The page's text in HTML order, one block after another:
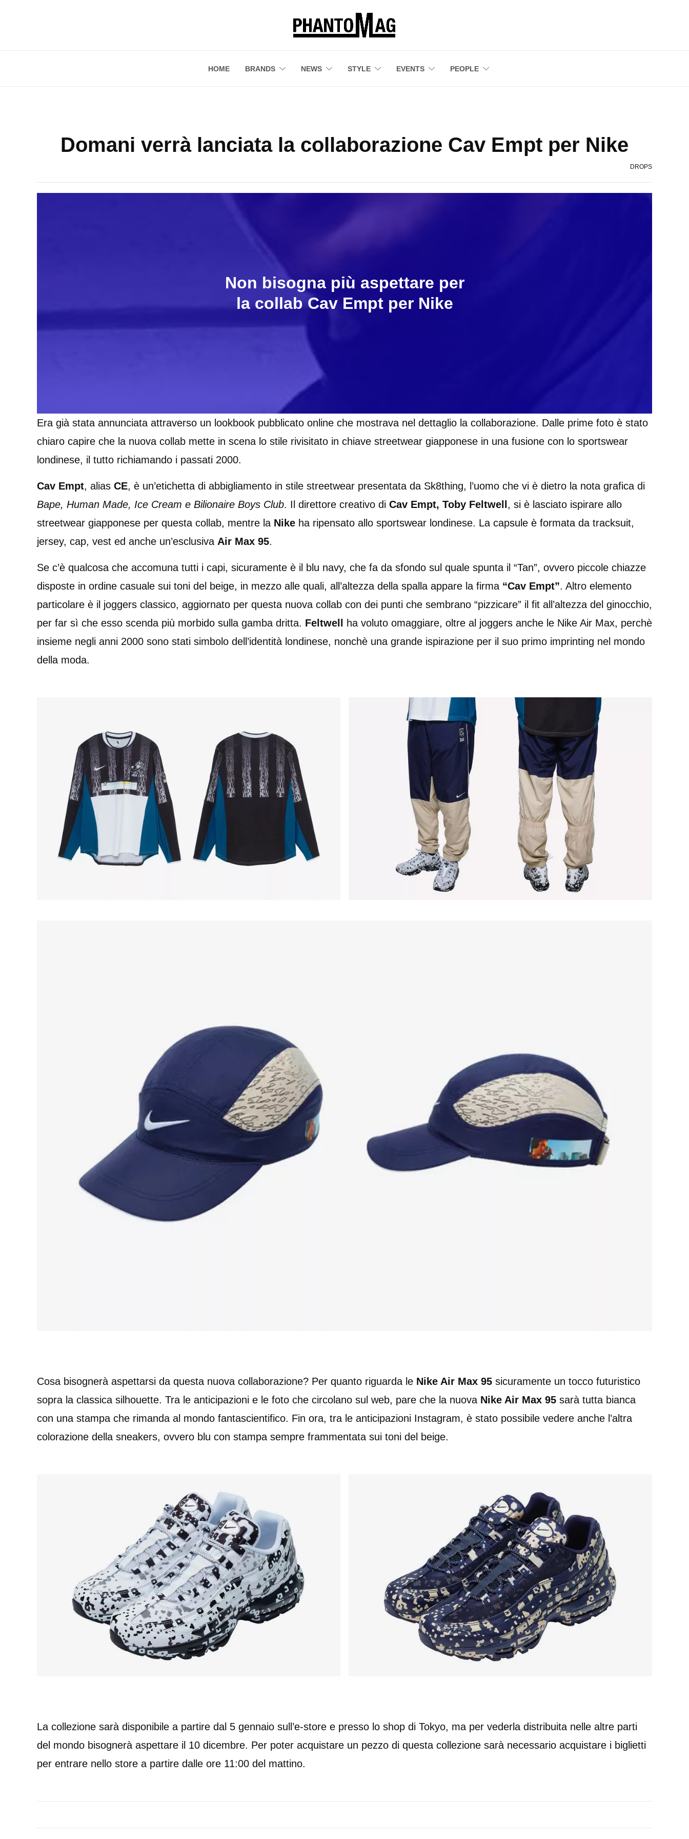
HOME BRANDS NEWS STYLE EVENTS PEOPLE
Domani verrà lanciata la collaborazione Cav Empt per Nike
DROPS
Non bisogna più aspettare per
la collab Cav Empt per Nike
Era già stata annunciata attraverso un lookbook pubblicato online che mostrava nel dettaglio la collaborazione. Dalle prime foto è stato
chiaro capire che la nuova collab mette in scena lo stile rivisitato in chiave streetwear giapponese in una fusione con lo sportswear
londinese, il tutto richiamando i passati 2000.
Cav Empt, alias CE, è un’etichetta di abbigliamento in stile streetwear presentata da Sk8thing, l’uomo che vi è dietro la nota grafica di
Bape, Human Made, Ice Cream e Bilionaire Boys Club. Il direttore creativo di Cav Empt, Toby Feltwell , si è lasciato ispirare allo
streetwear giapponese per questa collab, mentre la Nike ha ripensato allo sportswear londinese. La capsule è formata da tracksuit,
jersey, cap, vest ed anche un’esclusiva Air Max 95.
Se c’è qualcosa che accomuna tutti i capi, sicuramente è il blu navy, che fa da sfondo sul quale spunta il “Tan”, ovvero piccole chiazze
disposte in ordine casuale sui toni del beige, in mezzo alle quali, all’altezza della spalla appare la firma “Cav Empt”. Altro elemento
particolare è il joggers classico, aggiornato per questa nuova collab con dei punti che sembrano “pizzicare” il fit all’altezza del ginocchio,
per far sì che esso scenda più morbido sulla gamba dritta. Feltwell
ha voluto omaggiare, oltre al joggers anche le Nike Air Max, perchè
insieme negli anni 2000 sono stati simbolo dell’identità londinese, nonchè una grande ispirazione per il suo primo imprinting nel mondo
della moda.
Cosa bisognerà aspettarsi da questa nuova collaborazione? Per quanto riguarda le Nike Air Max 95 sicuramente un tocco futuristico
sopra la classica silhouette. Tra le anticipazioni e le foto che circolano sul web, pare che la nuova Nike Air Max 95 sarà tutta bianca
con una stampa che rimanda al mondo fantascientifico. Fin ora, tra le anticipazioni Instagram, è stato possibile vedere anche l’altra
colorazione della sneakers, ovvero blu con stampa sempre frammentata sui toni del beige.
La collezione sarà disponibile a partire dal 5 gennaio sull’e-store e presso lo shop di Tokyo, ma per vederla distribuita nelle altre parti
del mondo bisognerà aspettare il 10 dicembre. Per poter acquistare un pezzo di questa collezione sarà necessario acquistare i biglietti
per entrare nello store a partire dalle ore 11:00 del mattino.